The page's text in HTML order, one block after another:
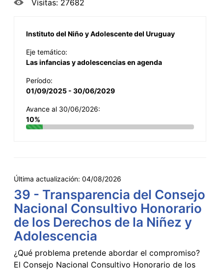
Visitas: 27682
Instituto del Niño y Adolescente del Uruguay
Eje temático:
Las infancias y adolescencias en agenda
Período:
01/09/2025 - 30/06/2029
Avance al 30/06/2026:
10%
Última actualización: 04/08/2026
39 - Transparencia del Consejo
Nacional Consultivo Honorario
de los Derechos de la Niñez y
Adolescencia
¿Qué problema pretende abordar el compromiso?
El Consejo Nacional Consultivo Honorario de los